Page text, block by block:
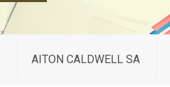
AITON CALDWELL SA